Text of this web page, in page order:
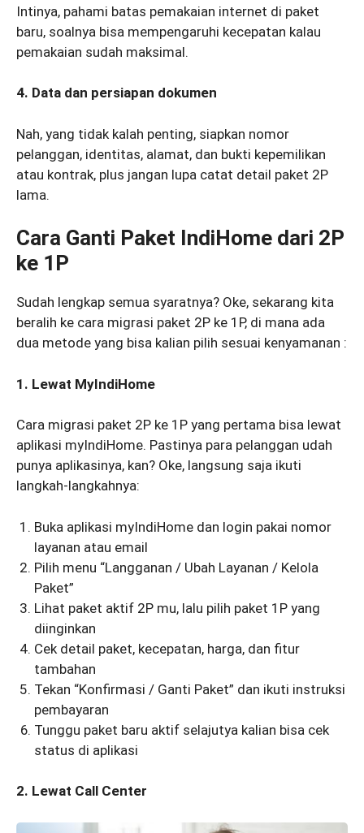
Intinya, pahami batas pemakaian internet di paket
baru, soalnya bisa mempengaruhi kecepatan kalau
pemakaian sudah maksimal.
4. Data dan persiapan dokumen
Nah, yang tidak kalah penting, siapkan nomor
pelanggan, identitas, alamat, dan bukti kepemilikan
atau kontrak, plus jangan lupa catat detail paket 2P
lama.
Cara Ganti Paket IndiHome dari 2P
ke 1P
Sudah lengkap semua syaratnya? Oke, sekarang kita
beralih ke cara migrasi paket 2P ke 1P, di mana ada
dua metode yang bisa kalian pilih sesuai kenyamanan :
1. Lewat MyIndiHome
Cara migrasi paket 2P ke 1P yang pertama bisa lewat
aplikasi myIndiHome. Pastinya para pelanggan udah
punya aplikasinya, kan? Oke, langsung saja ikuti
langkah-langkahnya:
Buka aplikasi myIndiHome dan login pakai nomor
layanan atau email
Pilih menu “Langganan / Ubah Layanan / Kelola
Paket”
Lihat paket aktif 2P mu, lalu pilih paket 1P yang
diinginkan
Cek detail paket, kecepatan, harga, dan fitur
tambahan
Tekan “Konfirmasi / Ganti Paket” dan ikuti instruksi
pembayaran
Tunggu paket baru aktif selajutya kalian bisa cek
status di aplikasi
2. Lewat Call Center